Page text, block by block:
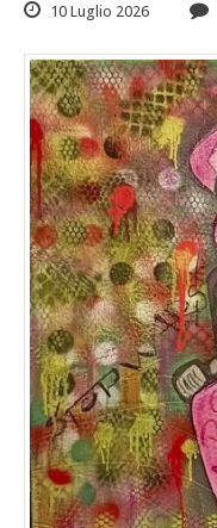
10 Luglio 2026